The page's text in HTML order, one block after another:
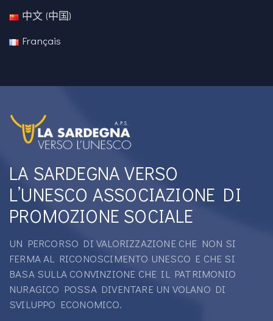
中文 (中国)
Français
LA SARDEGNA VERSO
L’UNESCO ASSOCIAZIONE DI
PROMOZIONE SOCIALE
UN PERCORSO DI VALORIZZAZIONE CHE NON SI
FERMA AL RICONOSCIMENTO UNESCO E CHE SI
BASA SULLA CONVINZIONE CHE IL PATRIMONIO
NURAGICO POSSA DIVENTARE UN VOLANO DI
SVILUPPO ECONOMICO.